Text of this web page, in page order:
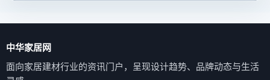
中华家居网
面向家居建材行业的资讯门户，呈现设计趋势、品牌动态与生活